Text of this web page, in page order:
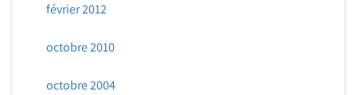
février 2012
octobre 2010
octobre 2004